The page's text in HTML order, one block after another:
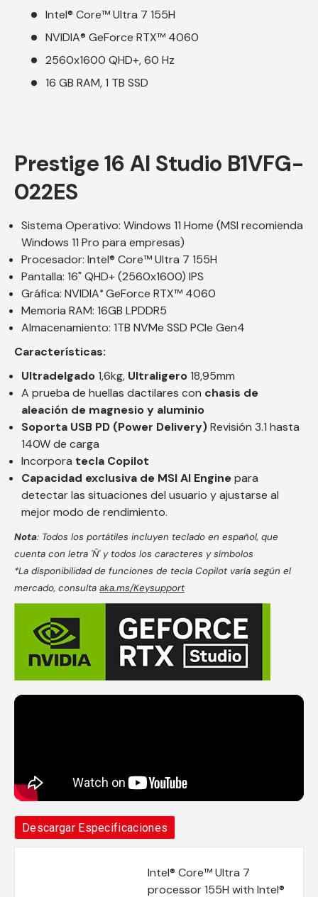
Intel® Core™ Ultra 7 155H
NVIDIA® GeForce RTX™ 4060
2560x1600 QHD+, 60 Hz
16 GB RAM, 1 TB SSD
Prestige 16 AI Studio B1VFG-
022ES
Sistema Operativo: Windows 11 Home (MSI recomienda
Windows 11 Pro para empresas)
Procesador: Intel® Core™ Ultra 7 155H
Pantalla: 16" QHD+ (2560x1600) IPS
Gráfica: NVIDIA® GeForce RTX™ 4060
Memoria RAM: 16GB LPDDR5
Almacenamiento: 1TB NVMe SSD PCIe Gen4
Características:
Ultradelgado1,6kg, Ultraligero18,95mm
A prueba de huellas dactilares con chasis de
aleación de magnesio y aluminio
Soporta USB PD (Power Delivery)Revisión 3.1 hasta
140W de carga
Incorpora tecla Copilot
Capacidad exclusiva de MSI AI Enginepara
detectar las situaciones del usuario y ajustarse al
mejor modo de rendimiento.
Nota: Todos los portátiles incluyen teclado en español, que
cuenta con letra 'Ñ' y todos los caracteres y símbolos
*La disponibilidad de funciones de tecla Copilot varía según el
mercado, consulta aka.ms/Keysupport
Descargar Especificaciones
Intel® Core™ Ultra 7
processor 155H with Intel®